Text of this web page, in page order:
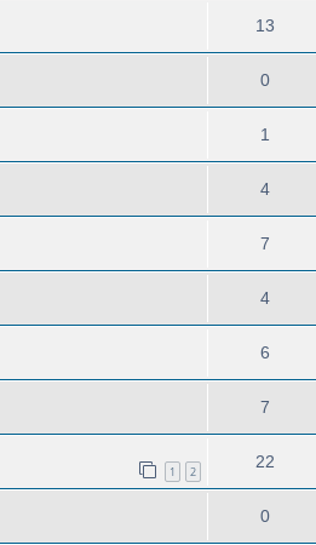
13
0
1
4
7
4
6
7
1 2
22
0